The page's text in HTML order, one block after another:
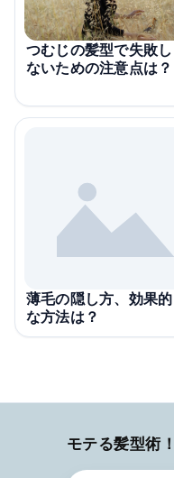
つむじの髪型で失敗し
ないための注意点は？
薄毛の隠し方、効果的
な方法は？